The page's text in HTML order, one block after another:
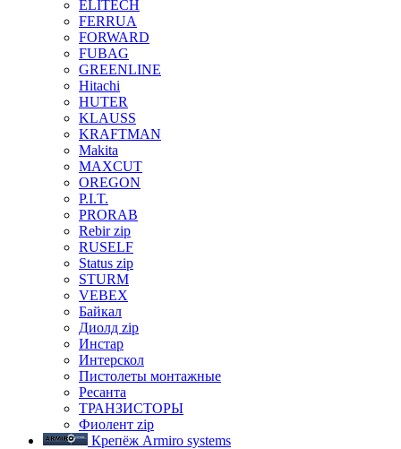
ELITECH
FERRUA
FORWARD
FUBAG
GREENLINE
Hitachi
HUTER
KLAUSS
KRAFTMAN
Makita
MAXCUT
OREGON
P.I.T.
PRORAB
Rebir zip
RUSELF
Status zip
STURM
VEBEX
Байкал
Диолд zip
Инстар
Интерскол
Пистолеты монтажные
Ресанта
ТРАНЗИСТОРЫ
Фиолент zip
Крепёж Armiro systems